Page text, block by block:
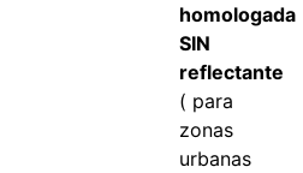
homologada
SIN
reflectante
( para
zonas
urbanas